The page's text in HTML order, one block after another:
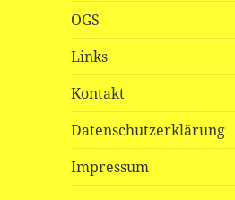
OGS
Links
Kontakt
Datenschutzerklärung
Impressum